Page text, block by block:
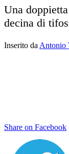
Una
decina di
Inserito da Antonio
Share on Facebook